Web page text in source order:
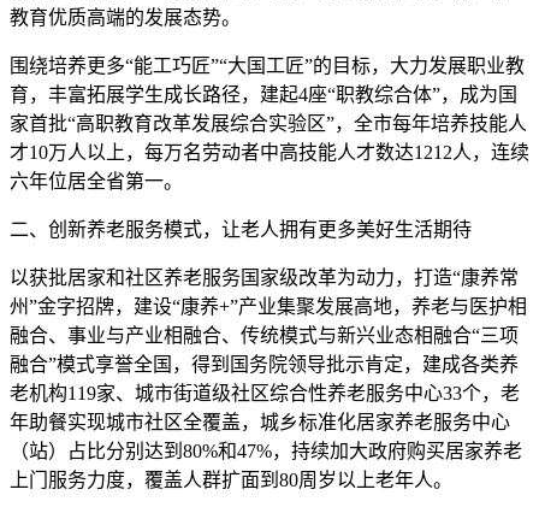
教育优质高端的发展态势。
围绕培养更多“能工巧匠”“大国工匠”的目标，大力发展职业教
育，丰富拓展学生成长路径，建起4座“职教综合体”，成为国
家首批“高职教育改革发展综合实验区”，全市每年培养技能人
才10万人以上，每万名劳动者中高技能人才数达1212人，连续
六年位居全省第一。
二、创新养老服务模式，让老人拥有更多美好生活期待
以获批居家和社区养老服务国家级改革为动力，打造“康养常
州”金字招牌，建设“康养+”产业集聚发展高地，养老与医护相
融合、事业与产业相融合、传统模式与新兴业态相融合“三项
融合”模式享誉全国，得到国务院领导批示肯定，建成各类养
老机构119家、城市街道级社区综合性养老服务中心33个，老
年助餐实现城市社区全覆盖，城乡标准化居家养老服务中心
（站）占比分别达到80%和47%，持续加大政府购买居家养老
上门服务力度，覆盖人群扩面到80周岁以上老年人。